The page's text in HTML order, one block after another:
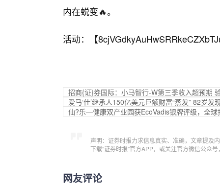
内在蜕变🔥。
活动：【
招商{证}券国际：小马智行-W第三季收入超预期
爱马‘仕’继承人150亿美元巨额财富“蒸发” 82岁发
仙?乐—健康双产业园获EcoVadis银牌评级，全球
声明：证券时报力求信息真实、准确，文章提及
下载“证券时报”官方APP，或关注官方微信公众
网友评论